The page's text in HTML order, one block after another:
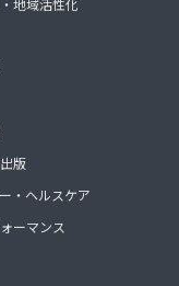
地域活性化
版
・ヘルスケア
ーマンス